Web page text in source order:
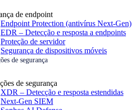
de endpoint
Endpoint Protection (antivírus Next-Gen)
EDR – Detecção e resposta a endpoints
Proteção de servidor
Segurança de dispositivos móveis
de segurança
de segurança
XDR – Detecção e resposta estendidas
Next-Gen SIEM